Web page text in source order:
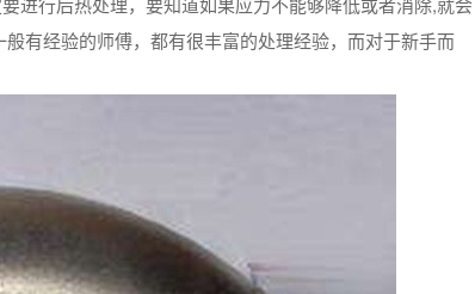
有经验的师傅，都有很丰富的处理经验，而对于新手而